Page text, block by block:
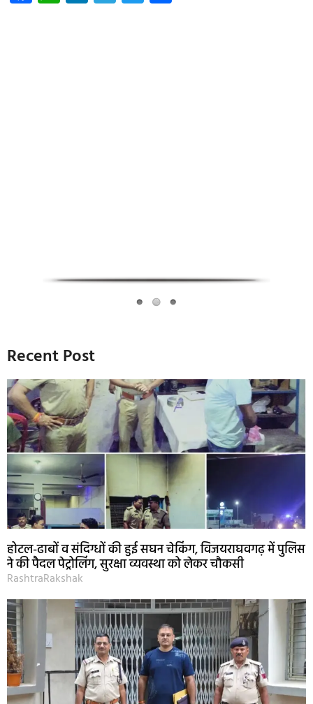
Recent Post
होटल-ढाबों व संदिग्धों की हुई सघन चेकिंग, विजयराघवगढ़ में पुलिस
ने की पैदल पेट्रोलिंग, सुरक्षा व्यवस्था को लेकर चौकसी
RashtraRakshak